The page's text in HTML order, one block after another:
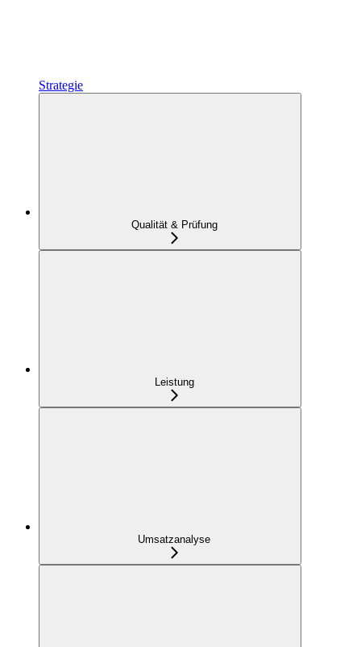
Strategie
Qualität & Prüfung
Leistung
Umsatzanalyse